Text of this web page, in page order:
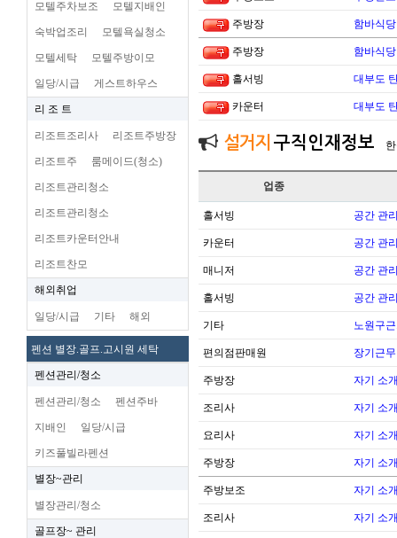
모텔주차보조 모텔지배인
숙박업조리 모텔욕실청소
모텔세탁 모텔주방이모
일당/시급 게스트하우스
리 조 트
리조트조리사 리조트주방장
리조트주 룸메이드(청소)
리조트관리청소
리조트관리청소
리조트카운터안내
리조트찬모
해외취업
일당/시급 기타 해외
펜션 별장.골프.고시원 세탁
펜션관리/청소
펜션관리/청소 펜션주바
지배인 일당/시급
키즈풀빌라펜션
별장~관리
별장관리/청소
골프장~ 관리
주방장 함바식
주방장 함바식
홀서빙 대부도
카운터 대부도
설거지 구직인재정보
업종
홀서빙 공간 관
카운터 공간 관
매니저 공간 관
홀서빙 공간 관
기타 노원구
편의점판매원 장기근
주방장 자기 소
조리사 자기 소
요리사 자기 소
주방장 자기 소
주방보조 자기 소
조리사 자기 소